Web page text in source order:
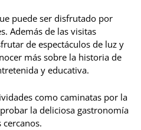
puede ser disfrutado por
Además de las visitas
de espectáculos de luz y
más sobre la historia de
y educativa.
como caminatas por la
la deliciosa gastronomía